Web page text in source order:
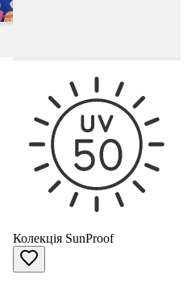
Колекція SunProof